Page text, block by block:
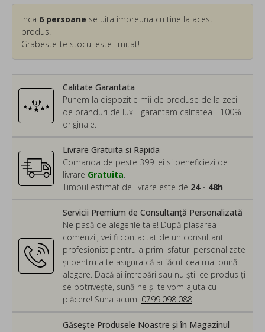
Calitate Garantata
Punem la dispozitie mii de produse de la zeci
de branduri de lux - garantam calitatea - 100%
originale.
Inca 6 persoane se uita impreuna cu tine la acest
produs.
Grabeste-te stocul este limitat!
Servicii Premium de Consultanță Personalizată
Ne pasă de alegerile tale! După plasarea
comenzii, vei fi contactat de un consultant
profesionist pentru a primi sfaturi personalizate
și pentru a te asigura că ai făcut cea mai bună
alegere. Dacă ai întrebări sau nu știi ce produs ți
se potrivește, sună-ne și te vom ajuta cu
plăcere! Suna acum! 0799.098.088
Livrare Gratuita si Rapida
Comanda de peste 399 lei si beneficiezi de
livrare Gratuita
Timpul estimat de livrare este de 24 - 48h
Găsește Produsele Noastre și în Magazinul